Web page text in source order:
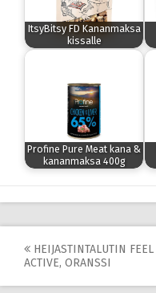
ItsyBitsy FD Kananmaksa
kissalle
Profine Pure Meat kana &
kananmaksa 400g
Post
navigation
HEIJASTINTALUTIN FEEL
ACTIVE, ORANSSI